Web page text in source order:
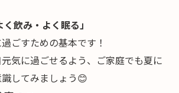
く飲み・よく眠る」
ごすための基本です！
気に過ごせるよう、ご家庭でも夏に
してみましょう😊